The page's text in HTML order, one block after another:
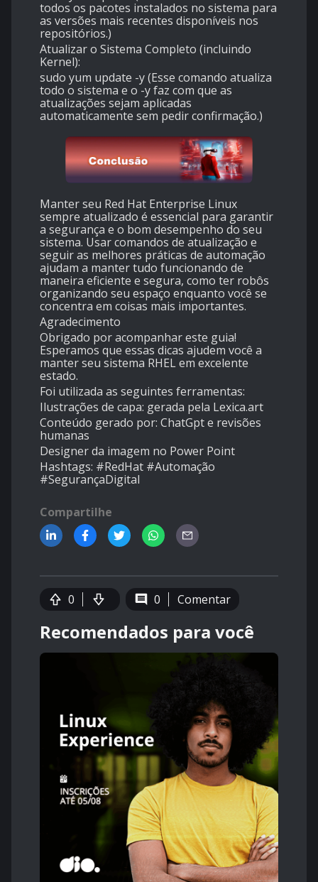
todos os pacotes instalados no sistema para
as versões mais recentes disponíveis nos
repositórios.)
Atualizar o Sistema Completo (incluindo
Kernel):
sudo yum update -y (Esse comando atualiza
todo o sistema e o -y faz com que as
atualizações sejam aplicadas
automaticamente sem pedir confirmação.)
Manter seu Red Hat Enterprise Linux
sempre atualizado é essencial para garantir
a segurança e o bom desempenho do seu
sistema. Usar comandos de atualização e
seguir as melhores práticas de automação
ajudam a manter tudo funcionando de
maneira eficiente e segura, como ter robôs
organizando seu espaço enquanto você se
concentra em coisas mais importantes.
Agradecimento
Obrigado por acompanhar este guia!
Esperamos que essas dicas ajudem você a
manter seu sistema RHEL em excelente
estado.
Foi utilizada as seguintes ferramentas:
Ilustrações de capa: gerada pela Lexica.art
Conteúdo gerado por: ChatGpt e revisões
humanas
Designer da imagem no Power Point
Hashtags: #RedHat #Automação
#SegurançaDigital
Compartilhe
0 0 Comentar
Recomendados para você